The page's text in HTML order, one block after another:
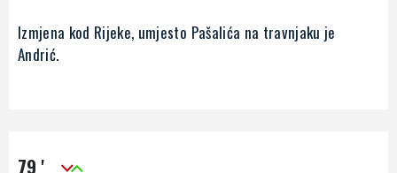
Izmjena kod Rijeke, umjesto Pašalića na travnjaku je
Andrić.
79 '